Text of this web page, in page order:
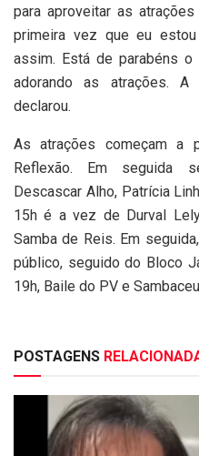
para aproveitar as atrações
primeira vez que eu
assim. Está de parabéns o
adorando as atrações. A
declarou.
As atrações começam a
Reflexão. Em seguida
Descascar Alho, Patrícia
15h é a vez de Durval
Samba de Reis. Em
público, seguido do Bloco
19h, Baile do PV e
POSTAGENS